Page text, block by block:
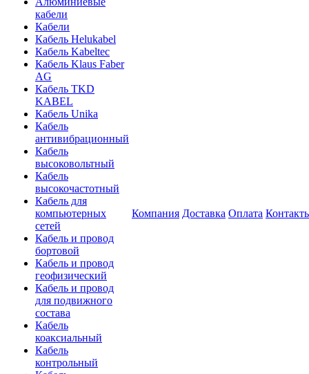
кабели
Кабели
Кабель Helukabel
Кабель Kabeltec
Кабель Klaus Faber
AG
Кабель TKD
KABEL
Кабель Unika
Кабель
антивибрационный
Кабель
высоковольтный
Кабель
высокочастотный
Кабель для
компьютерных
сетей
Кабель и провод
бортовой
Кабель и провод
геофизический
Кабель и провод
для подвижного
состава
Кабель
коаксиальный
Кабель
контрольный
Компания Доставка Оплата